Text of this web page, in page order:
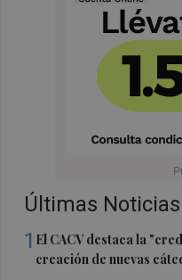
Últimas Noticias
1 El CACV destaca la
creación de nuevas